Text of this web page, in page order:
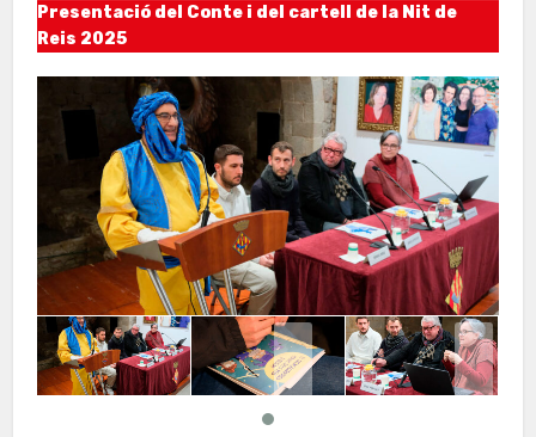
Presentació del Conte i del cartell de la Nit de
Reis 2025